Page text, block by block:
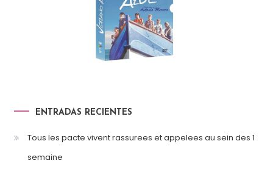
ENTRADAS RECIENTES
Tous les pacte vivent rassurees et appelees au sein des 1
semaine